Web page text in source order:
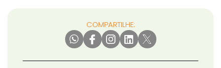
COMPARTILHE: